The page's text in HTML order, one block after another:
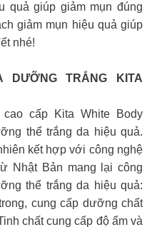
quả giúp giảm mụn đúng
giảm mụn hiệu quả giúp
nhé!
DƯỠNG TRẮNG KITA
cấp Kita White Body
thể trắng da hiệu quả.
kết hợp với công nghệ
Nhật Bản mang lại công
thể trắng da hiệu quả:
cung cấp dưỡng chất
chất cung cấp độ ẩm và